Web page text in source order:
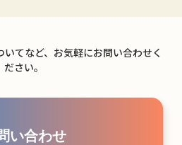
てなど、お気軽にお問い合わせく
ださい。
い合わせ